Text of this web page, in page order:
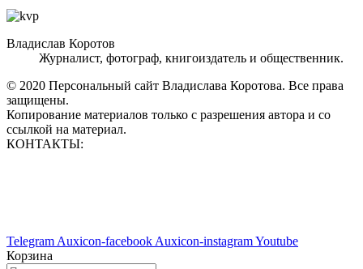
Владислав Коротов
Журналист, фотограф, книгоиздатель и общественник.
© 2020 Персональный сайт Владислава Коротова. Все права
защищены.
Копирование материалов только с разрешения автора и со
ссылкой на материал.
КОНТАКТЫ:
TelegramAuxicon-facebookAuxicon-instagramYoutube
Корзина